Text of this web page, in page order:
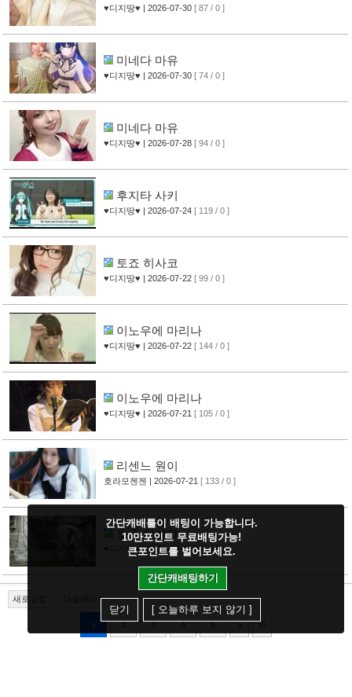
♥디지땅♥ | 2026-07-30 [ 87 / 0 ]
미네다 마유
♥디지땅♥ | 2026-07-30 [ 74 / 0 ]
미네다 마유
♥디지땅♥ | 2026-07-28 [ 94 / 0 ]
후지타 사키
♥디지땅♥ | 2026-07-24 [ 119 / 0 ]
토죠 히사코
♥디지땅♥ | 2026-07-22 [ 99 / 0 ]
이노우에 마리나
♥디지땅♥ | 2026-07-22 [ 144 / 0 ]
이노우에 마리나
♥디지땅♥ | 2026-07-21 [ 105 / 0 ]
리센느 원이
호라모젠젠 | 2026-07-21 [ 133 / 0 ]
토죠 히사코
♥디지땅♥| 2026-07-21[ 96 / 0 ]
새로고침 다음페이지
2 3 4 5 > >>
간단캐배틀이 배팅이 가능합니다.
10만포인트 무료배팅가능!
큰포인트를 벌어보세요.
간단캐배팅하기
닫기 [ 오늘하루 보지 않기 ]